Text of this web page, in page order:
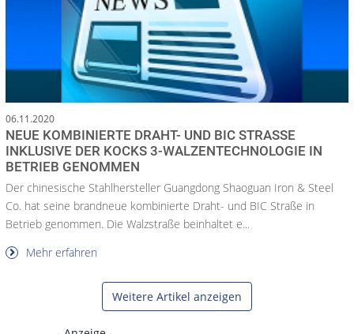
06.11.2020
NEUE KOMBINIERTE DRAHT- UND BIC STRASSE I
NKLUSIVE DER KOCKS 3-WALZENTECHNOLOGIE IN B
ETRIEB GENOMMEN
Der chinesische Stahlhersteller Guangdong Shaoguan Iron & Steel
Co. hat seine brandneue kombinierte Draht- und BIC Straße in
Betrieb genommen. Die Walzstraße beinhaltet e...
Mehr erfahren
Weitere Artikel anzeigen